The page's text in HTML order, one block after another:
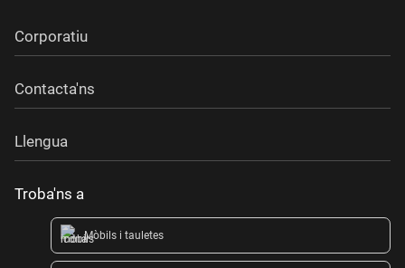
Corporatiu
Contacta'ns
Llengua
Troba'ns a
Mòbils i tauletes